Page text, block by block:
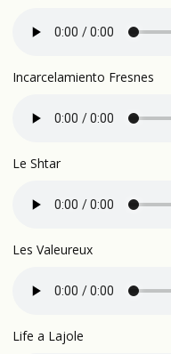
Incarcelamiento Fresnes
Le Shtar
Les Valeureux
Life a Lajole